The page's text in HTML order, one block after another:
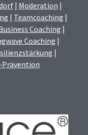
| Moderation |
| Teamcoaching |
Coaching |
Coaching |
|